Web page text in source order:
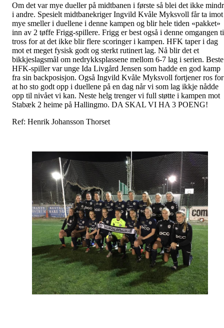
Om det var mye dueller på midtbanen i første så blei det ikke
i andre. Spesielt midtbanekriger Ingvild Kvåle Myksvoll får ta imot
mye smeller i duellene i denne kampen og blir hele tiden «pakket»
inn av 2 tøffe Frigg-spillere. Frigg er best også i denne omgangen
tross for at det ikke blir flere scoringer i kampen. HFK taper i dag
mot et meget fysisk godt og sterkt rutinert lag. Nå blir det et
bikkjeslagsmål om nedrykksplassene mellom 6-7 lag i serien. Beste
HFK-spiller var unge Ida Livgård Jensen som hadde en god kamp
fra sin backposisjon. Også Ingvild Kvåle Myksvoll fortjener ros for
at ho sto godt opp i duellene på en dag når vi som lag ikkje nådde
opp til nivået vi kan. Neste helg trenger vi full støtte i kampen mot
Stabæk 2 heime på Hallingmo. DA SKAL VI HA 3 POENG!
Ref: Henrik Johansson Thorset